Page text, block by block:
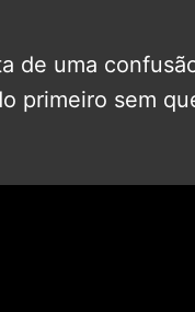
de uma
primeiro sem